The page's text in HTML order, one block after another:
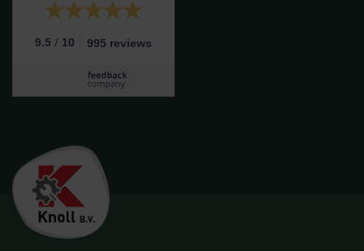
9.5 / 10 995 reviews